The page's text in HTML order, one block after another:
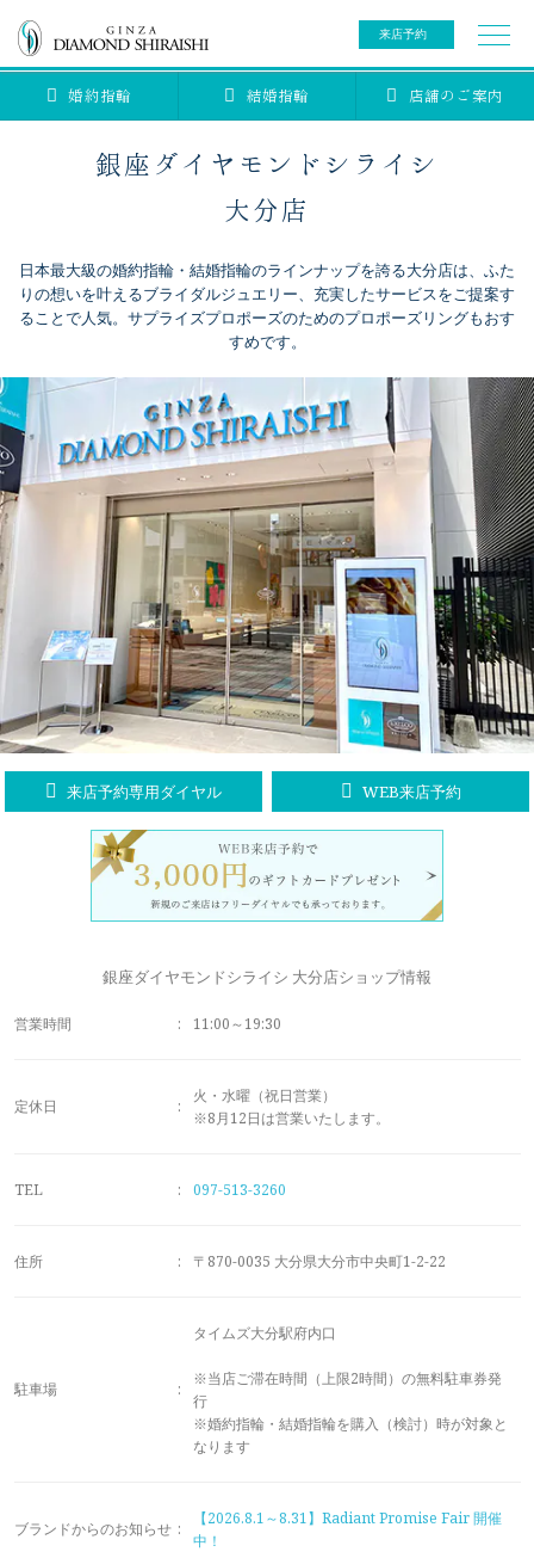
来店予約
婚約指輪 結婚指輪 店舗のご案内
0078-6000-5222
ブライダルリング
セットリング
エタニティリング
クローズアップ
プロポーズアイテム
ブライダルアイテム
ティアラ
アニバーサリージュエリー
ベビージュエリー
ラブレタージュエリー
アニバーサリージュエリー
セットリングコレクション
商品クオリティ
ダイヤモンドの品質
ダイヤモンド仕入れのこだわり
指輪の品質・特徴
シライシについて
ブランドコンセプト
お客様への想い
ブライダルリングへの想い
パイオニアの想い
サービス
シークレットストーン
レーザー刻印サービス
ナノジュエリーコート
永久保証サービス
セミ・フルオーダー
ニュース・フェア
店舗のご案内
銀座ダイヤモンドシライシ
大分店
日本最大級の婚約指輪・結婚指輪のラインナップを誇る大分店は、ふた
りの想いを叶えるブライダルジュエリー、充実したサービスをご提案す
ることで人気。サプライズプロポーズのためのプロポーズリングもおす
すめです。
来店予約専用ダイヤル WEB来店予約
銀座ダイヤモンドシライシ 大分店ショップ情報
営業時間 : 11:00～19:30
定休日 :
火・水曜（祝日営業）
※8月12日は営業いたします。
TEL : 097-513-3260
住所 : 〒870-0035 大分県大分市中央町1-2-22
駐車場 :
タイムズ大分駅府内口
※当店ご滞在時間（上限2時間）の無料駐車券発
行
※婚約指輪・結婚指輪を購入（検討）時が対象と
なります
ブランドからのお知らせ :
【2026.8.1～8.31】Radiant Promise Fair 開催
中！